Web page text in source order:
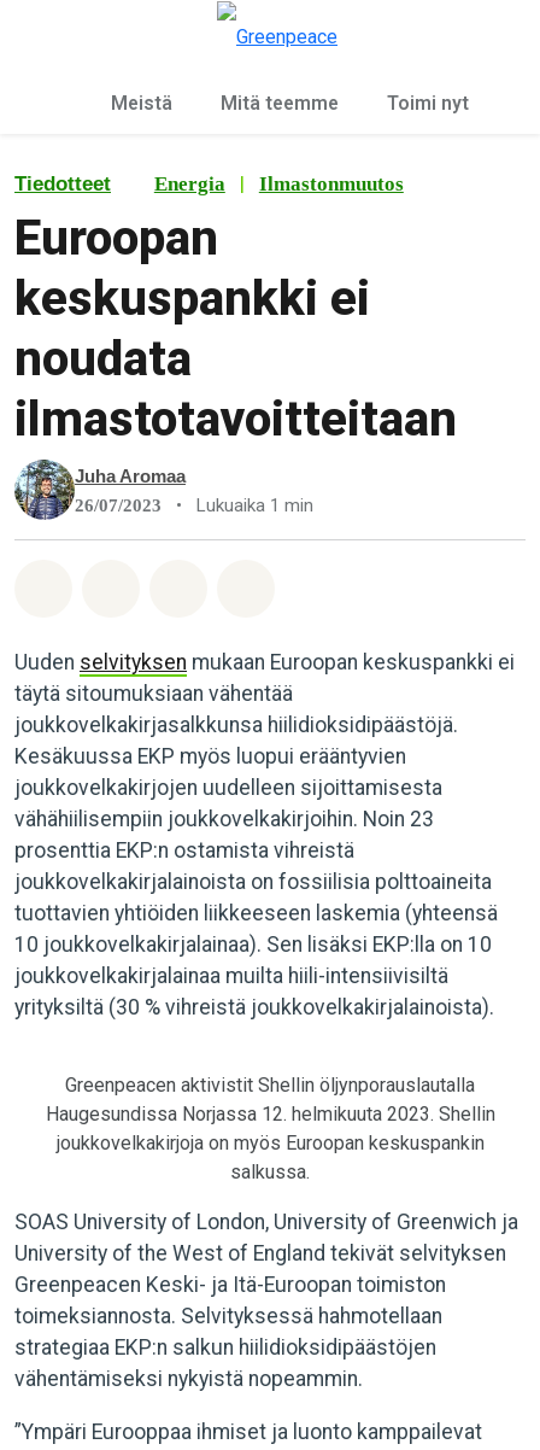
Meistä Mitä teemme Toimi nyt
Tiedotteet Energia | Ilmastonmuutos
Euroopan
keskuspankki ei
noudata
ilmastotavoitteitaan
Juha Aromaa
26/07/2023 • Lukuaika 1 min
Uuden selvityksen mukaan Euroopan keskuspankki ei
täytä sitoumuksiaan vähentää
joukkovelkakirjasalkkunsa hiilidioksidipäästöjä.
Kesäkuussa EKP myös luopui erääntyvien
joukkovelkakirjojen uudelleen sijoittamisesta
vähähiilisempiin joukkovelkakirjoihin. Noin 23
prosenttia EKP:n ostamista vihreistä
joukkovelkakirjalainoista on fossiilisia polttoaineita
tuottavien yhtiöiden liikkeeseen laskemia (yhteensä
10 joukkovelkakirjalainaa). Sen lisäksi EKP:lla on 10
joukkovelkakirjalainaa muilta hiili-intensiivisiltä
yrityksiltä (30 % vihreistä joukkovelkakirjalainoista).
Greenpeacen aktivistit Shellin öljynporauslautalla
Haugesundissa Norjassa 12. helmikuuta 2023. Shellin
joukkovelkakirjoja on myös Euroopan keskuspankin
salkussa.
SOAS University of London, University of Greenwich ja
University of the West of England tekivät selvityksen
Greenpeacen Keski- ja Itä-Euroopan toimiston
toimeksiannosta. Selvityksessä hahmotellaan
strategiaa EKP:n salkun hiilidioksidipäästöjen
vähentämiseksi nykyistä nopeammin.
”Ympäri Eurooppaa ihmiset ja luonto kamppailevat